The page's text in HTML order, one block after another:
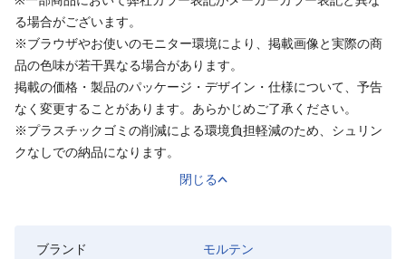
る場合がございます。
※ブラウザやお使いのモニター環境により、掲載画像と実際の商
品の色味が若干異なる場合があります。
掲載の価格・製品のパッケージ・デザイン・仕様について、予告
なく変更することがあります。あらかじめご了承ください。
※プラスチックゴミの削減による環境負担軽減のため、シュリン
クなしでの納品になります。
閉じる
ブランド
モルテン